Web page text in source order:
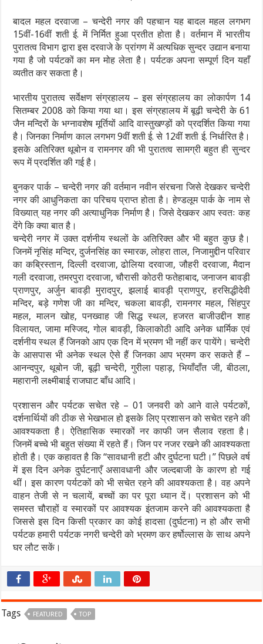
बादल महल दरवाजा – चन्देरी नगर की पहचान यह बादल महल लगभग
15वीं-16वीं शती ई. में निर्मित हुआ प्रतीत होता है। वर्तमान में भारतीय
पुरातत्व विभाग द्वारा इस दरवाजे के प्रांगण में अत्यधिक सुन्दर उद्यान बनाया
गया है जो पर्यटकों का मन मोह लेता है। पर्यटक अपना सम्पूर्ण दिन यहाँ
व्यतीत कर सकता है।
भारतीय पुरातत्व सर्वेक्षण संग्रहालय – इस संग्रहालय का लोकार्पण 14
सितम्बर 2008 को किया गया था। इस संग्रहालय में बूढ़ी चन्देरी के 61
जैन मन्दिरों के भग्नावशेष मूर्तियों आदि वास्तुखण्ड़ों को प्रदर्शित किया गया
है। जिनका निर्माण काल लगभग 9वीं शती ई. से 12वीं शती ई. निर्धारित है।
इसके अतिरिक्त थूबोन व रामनगर की भी पुरातत्व सामग्री बहुत ही सुन्दर
रूप में प्रदर्शित की गई है।
बुनकर पार्क – चन्देरी नगर की वर्तमान नवीन संरचना जिसे देखकर चन्देरी
नगर की आधुनिकता का परिचय प्राप्त होता है। हेण्डलूम पार्क के नाम से
विख्यात् यह नगर की अत्याधुनिक निर्माण है। जिसे देखकर आप स्वतः कह
देंगे कि क्या बात है।
चन्देरी नगर में उक्त दर्शनीय स्थलों के अतिरिक्त और भी बहुत कुछ है।
जिनमें नृसिंह मन्दिर, दुर्जनसिंह का स्मारक, लोहरा ताल, निजामुद्दीन परिवार
का कब्रिस्तान, दिल्ली दरवाजा, ढोलिया दरवाजा, जौहरी दरवाजा, मैदान
गली दरवाजा, तमरपुरा दरवाजा, चौरासी कोठरी फतेहाबाद, जनाजन बावड़ी
प्राणपुर, अर्जुन बावड़ी मुरादपुर, झलाई बावड़ी प्राणपुर, हरसिद्धीदेवी
मन्दिर, बड़े गणेश जी का मन्दिर, चकला बावड़ी, रामनगर महल, सिंहपुर
महल, मालन खोह, पनख्वाह जी सिद्ध स्थल, हजरत बाजीउद्दीन शाह
विलायत, जामा मस्जिद, गोल बावड़ी, किलाकोठी आदि अनेक धार्मिक एवं
दर्शनीय स्थल हैं जिनको आप एक दिन में भ्रमण भी नहीं कर पायेंगे। चन्देरी
के आसपास भी अनेक स्थल ऐसे हैं जिनका आप भ्रमण कर सकते हैं –
आनन्दपुर, थूबोन जी, बूढ़ी चन्देरी, गुरीला पहाड़, भियाँदाँत जी, बीठला,
महारानी लक्ष्मीबाई राजघाट बाँध आदि।
प्रशासन और पर्यटक सचेत रहे – 01 जनवरी को आने वाले पर्यटकों,
दर्शनार्थियों की ठीक से भेखभाल हो इसके लिए प्रशासन को सचेत रहने की
आवश्यकता है। ऐतिहासिक स्मारकों नर काफी जन सैलाव रहता है।
जिनमें बच्चे भी बहुत संख्या में रहते हैं। जिन पर नजर रखने की आवश्यकता
होती है। एक कहावत है कि ‘‘सावधानी हटी और दुर्घटना घटी।’’ पिछले वर्ष
में इस दिन अनेक दुर्घटनाएँ असावधानी और जल्दबाजी के कारण हो गई
थीं। इस कारण पर्यटकों को भी सचेत रहने की आवश्यकता है। वह अपने
वाहन तेजी से न चलायें, बच्चों का पर पूरा ध्यान दें। प्रशासन को भी
समस्त चौराहों व स्मारकों पर आवश्यक इंतजाम करने की आवश्यकता है
जिससे इस दिन किसी प्रकार का कोई हादसा (दुर्घटना) न हो और सभी
पर्यटक हमारी पर्यटक नगरी चन्देरी को भ्रमण कर हर्षोल्लास के साथ अपने
घर लौट सकें।
Tags FEATURED TOP